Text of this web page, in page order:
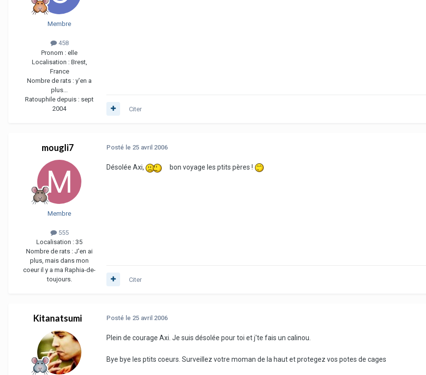
Membre
458
Pronom : elle
Localisation : Brest,
France
Nombre de rats : y'en a
plus...
Ratouphile depuis : sept
2004
Citer
mougli7
Membre
555
Localisation : 35
Nombre de rats : J'en ai
plus, mais dans mon
coeur il y a ma Raphia-de-
toujours.
Posté le 25 avril 2006
Désolée Axi, bon voyage les ptits pères !
Citer
Kitanatsumi Posté le 25 avril 2006
Plein de courage Axi. Je suis désolée pour toi et j'te fais un calinou.
Bye bye les ptits coeurs. Surveillez votre moman de la haut et protegez vos potes de cages